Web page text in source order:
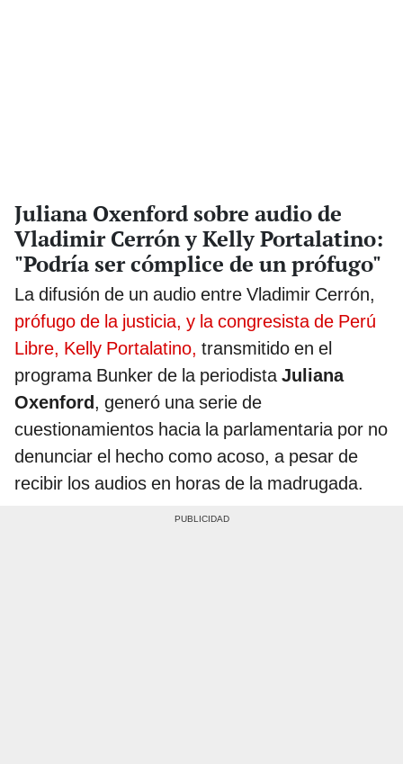
Juliana Oxenford sobre audio de
Vladimir Cerrón y Kelly Portalatino:
"Podría ser cómplice de un prófugo"
La difusión de un audio entre Vladimir Cerrón,
prófugo de la justicia, y la congresista de Perú
Libre, Kelly Portalatino, transmitido en el
programa Bunker de la periodistaJuliana
Oxenford, generó una serie de
cuestionamientos hacia la parlamentaria por no
denunciar el hecho como acoso, a pesar de
recibir los audios en horas de la madrugada.